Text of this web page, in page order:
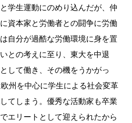
学生運動にのめり込んだが、仲
資本家と労働者との闘争に労働
自分が過酷な労働環境に身を置
との考えに至り、東大を中退
して働き、その機をうかがっ
州を中心に学生による社会変革
てしまう。優秀な活動家も卒業
エリートとして迎えられたから